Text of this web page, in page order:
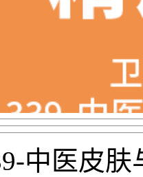
中医皮